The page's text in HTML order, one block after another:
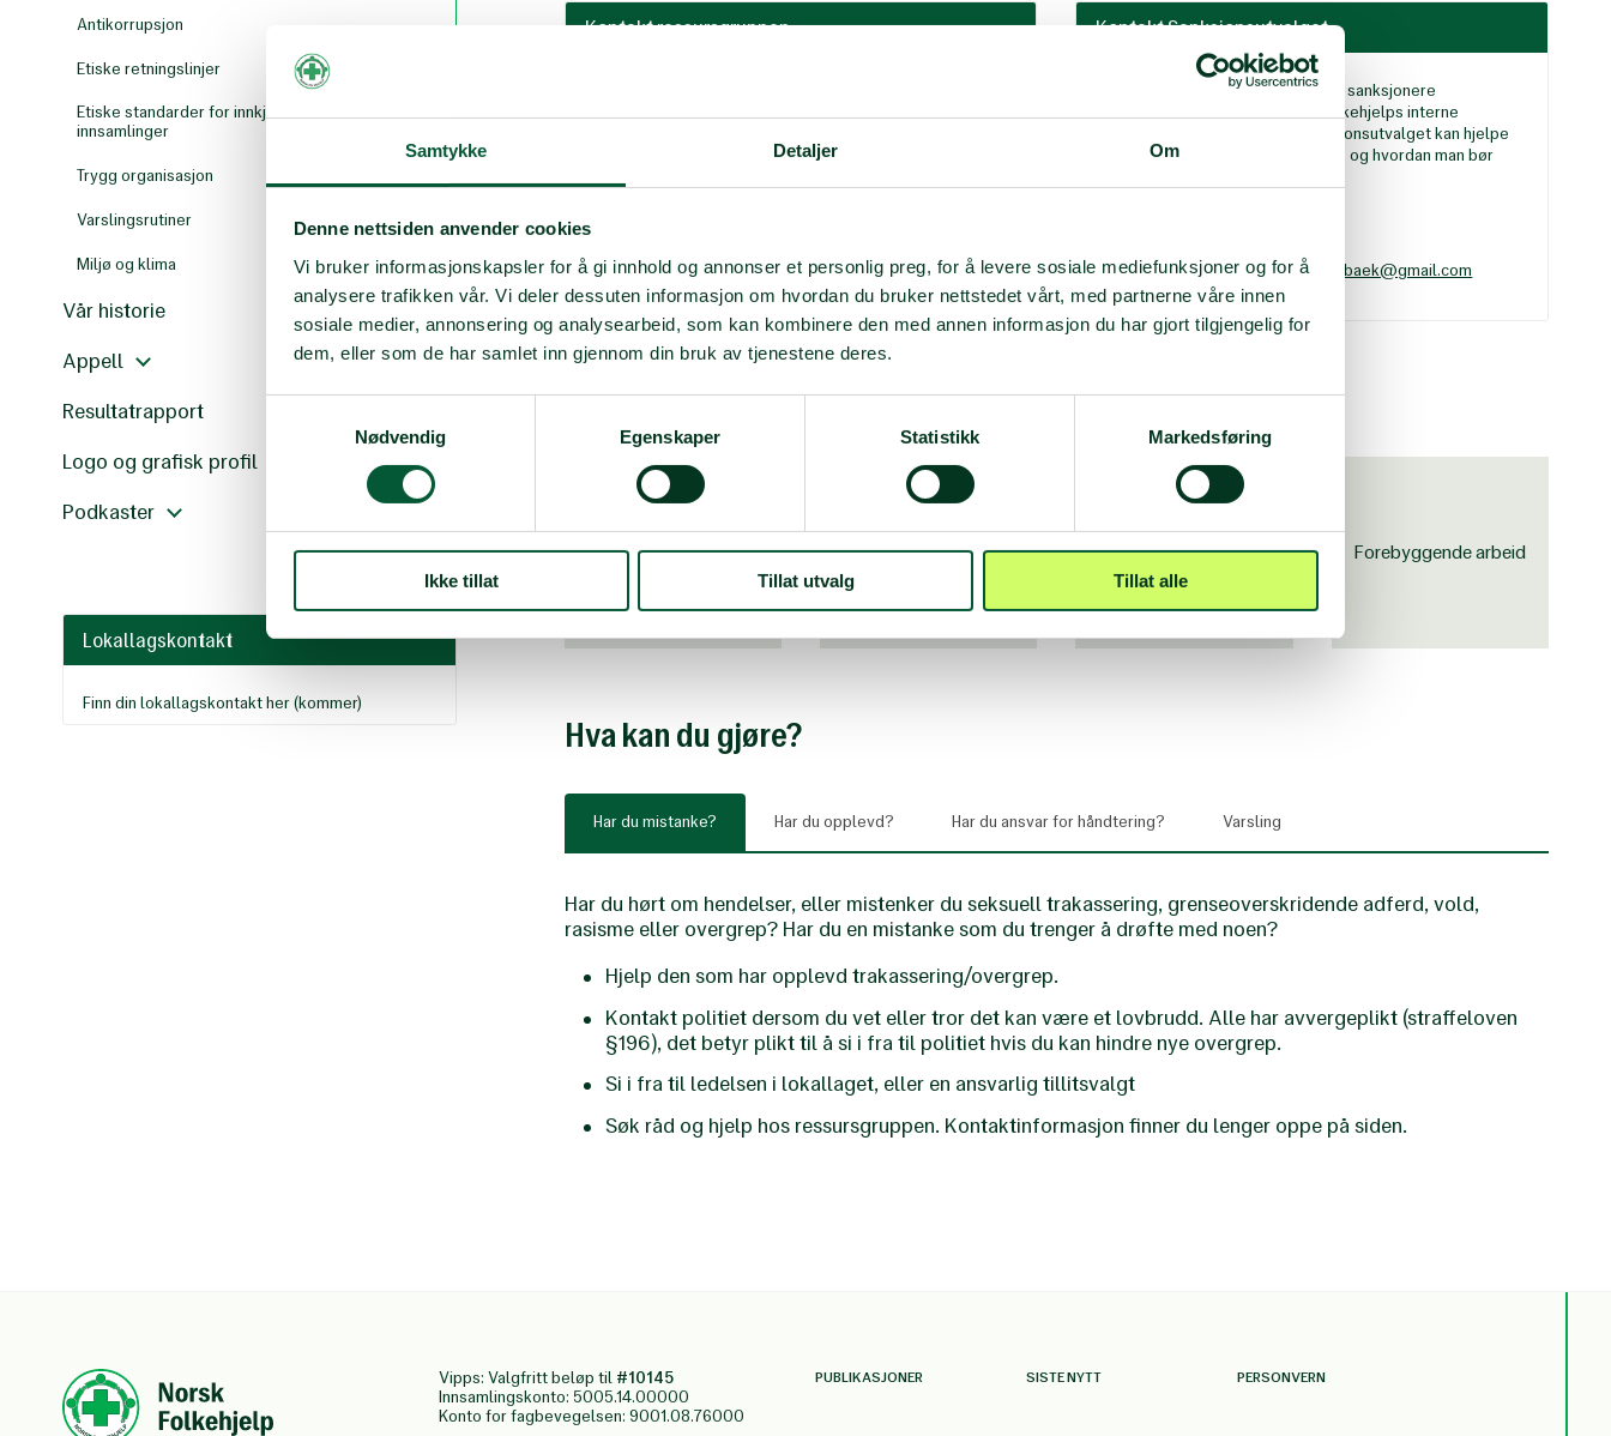
Samtykke Detaljer Om
Denne nettsiden anvender cookies
Vi bruker informasjonskapsler for å gi innhold og annonser et personlig preg, for å levere sosiale mediefunksjoner og for å
analysere trafikken vår. Vi deler dessuten informasjon om hvordan du bruker nettstedet vårt, med partnerne våre innen
sosiale medier, annonsering og analysearbeid, som kan kombinere den med annen informasjon du har gjort tilgjengelig for
dem, eller som de har samlet inn gjennom din bruk av tjenestene deres.
Nødvendig
Egenskaper Statistikk Markedsføring
Ikke tillat Tillat utvalg Tillat alle
Antikorrupsjon
Etiske retningslinjer
Etiske standarder for innkjøp, investeringer og
innsamlinger
Trygg organisasjon
Varslingsrutiner
Miljø og klima
Vår historie
Appell
Resultatrapport
Logo og grafisk profil
Podkaster
Lokallagskontakt
Finn din lokallagskontakt her (kommer)
Kontakt ressursgruppen
sak eller trenger bistand med å håndtere en sak i
Seniorrådgiver Mari S. Holan
marish@npaid.org
tel. 915 54 054 eller
Rådgiver Cecilie Opheim
cecoph516@npaid.orgtel. 994 54 428
Kontakt Sanksjonsutvalget
Sanksjonsutvalget har mandat til å sanksjonere
medlemmer som bryter Norsk Folkehjelps interne
retningslinjer og vedtekter. Sanksjonsutvalget kan hjelpe
og bistå lag med vanskelige saker, og hvordan man bør
Tel 970 58 999 e-post: vegardlindbaek@gmail.com
sanksjonsutvalget@folkehjelp.no
Ressurser
Veiledere og
Politiattest
Kursressurser og
Forebyggende arbeid
Hva kan du gjøre?
Har du mistanke? Har du opplevd? Har du ansvar for håndtering? Varsling
Har du hørt om hendelser, eller mistenker du seksuell trakassering, grenseoverskridende adferd, vold,
rasisme eller overgrep? Har du en mistanke som du trenger å drøfte med noen?
Hjelp den som har opplevd trakassering/overgrep.
Kontakt politiet dersom du vet eller tror det kan være et lovbrudd. Alle har avvergeplikt (straffeloven
§196), det betyr plikt til å si i fra til politiet hvis du kan hindre nye overgrep.
Si i fra til ledelsen i lokallaget, eller en ansvarlig tillitsvalgt
Søk råd og hjelp hos ressursgruppen. Kontaktinformasjon finner du lenger oppe på siden.
Vipps: Valgfritt beløp til #10145
Innsamlingskonto: 5005.14.00000
Konto for fagbevegelsen: 9001.08.76000
PUBLIKASJONER SISTE NYTT PERSONVERN